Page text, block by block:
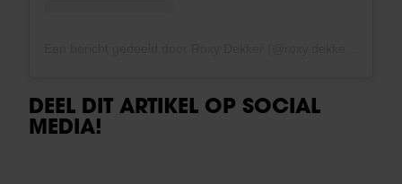
DEEL DIT ARTIKEL OP SOCIAL
MEDIA!